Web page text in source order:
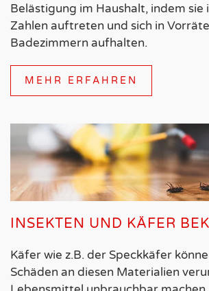
Belästigung im Haushalt, indem sie
Zahlen auftreten und sich in
Badezimmern aufhalten.
MEHR ERFAHREN
INSEKTEN UND KÄFER
Käfer wie z.B. der Speckkäfer
Schäden an diesen Materialien